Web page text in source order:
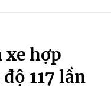
xe hợp
117 lần